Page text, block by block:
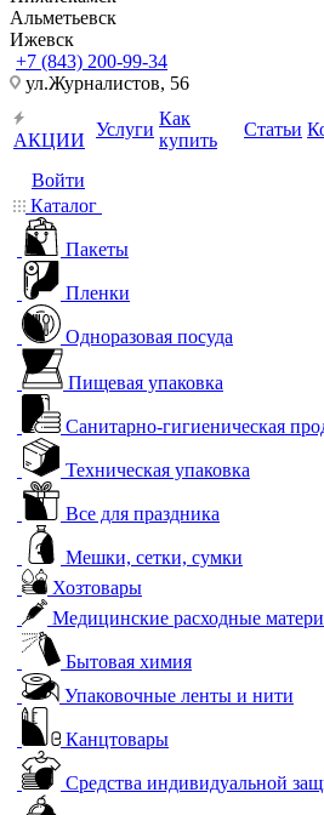
Альметьевск
Ижевск
+7 (843) 200-99-34
ул.Журналистов, 56
АКЦИИ
Услуги
Как
купить
Статьи
Войти
Каталог
Пакеты
Пленки
Одноразовая посуда
Пищевая упаковка
Санитарно-гигиеническая
Техническая упаковка
Все для праздника
Мешки, сетки, сумки
Хозтовары
Медицинские расходные
Бытовая химия
Упаковочные ленты и нити
Канцтовары
Средства индивидуальной